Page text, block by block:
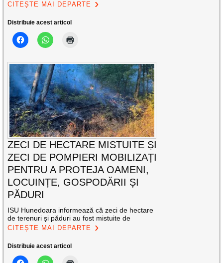
CITEȘTE MAI DEPARTE
Distribuie acest articol
ZECI DE HECTARE MISTUITE ȘI
ZECI DE POMPIERI MOBILIZAȚI
PENTRU A PROTEJA OAMENI,
LOCUINȚE, GOSPODĂRII ȘI
PĂDURI
ISU Hunedoara informează că zeci de hectare
de terenuri și păduri au fost mistuite de
CITEȘTE MAI DEPARTE
Distribuie acest articol